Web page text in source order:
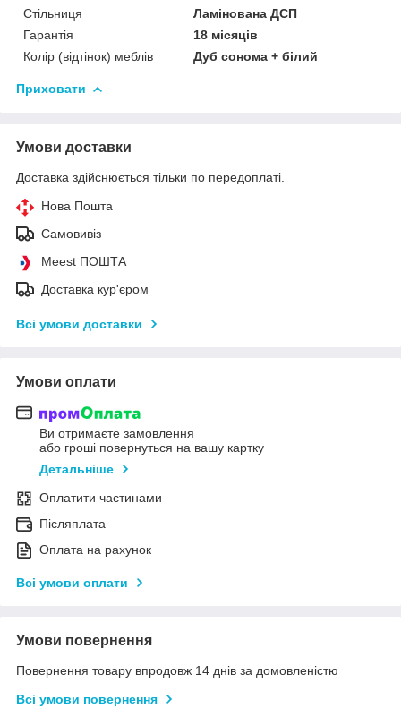
Стільниця
Ламінована ДСП
Гарантія
18 місяців
Колір (відтінок) меблів
Дуб сонома + білий
Приховати
Умови доставки
Доставка здійснюється тільки по передоплаті.
Нова Пошта
Самовивіз
Meest ПОШТА
Доставка кур'єром
Всі умови доставки
Умови оплати
Ви отримаєте замовлення
або гроші повернуться на вашу картку
Детальніше
Оплатити частинами
Післяплата
Оплата на рахунок
Всі умови оплати
Умови повернення
Повернення товару впродовж 14 днів за домовленістю
Всі умови повернення